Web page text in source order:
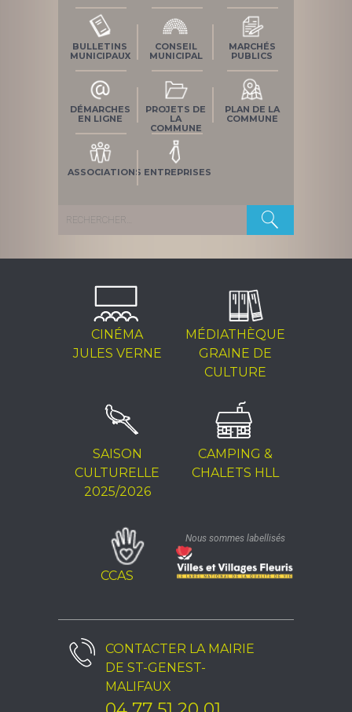
BULLETINS
MUNICIPAUX
CONSEIL
MUNICIPAL
MARCHÉS
PUBLICS
DÉMARCHES
EN LIGNE
PROJETS DE
LA
COMMUNE
PLAN DE LA
COMMUNE
ASSOCIATIONS ENTREPRISES
Rechercher :
CINÉMA
JULES VERNE
MÉDIATHÈQUE
GRAINE DE
CULTURE
SAISON
CULTURELLE
2025/2026
CAMPING &
CHALETS HLL
CCAS
Nous sommes labellisés
CONTACTER LA MAIRIE
DE ST-GENEST-
MALIFAUX